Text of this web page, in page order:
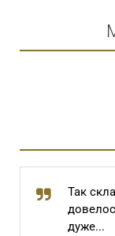
Так
дуже...